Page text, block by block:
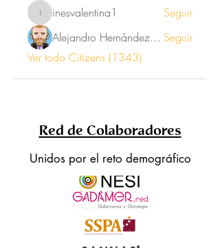
inesvalentina1
inesvalentina1
Seguir
Alejandro Hernández Renner Seguir
Ver todo Citizens (1343)
Red de Colaboradores
Unidos por el reto demográfico